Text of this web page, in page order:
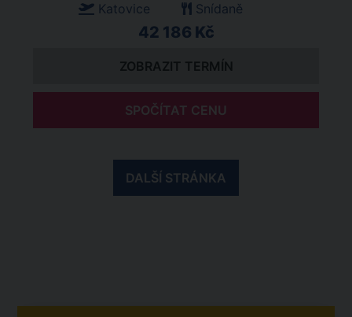
Katovice
Snídaně
42 186 Kč
ZOBRAZIT TERMÍN
SPOČÍTAT CENU
DALŠÍ STRÁNKA